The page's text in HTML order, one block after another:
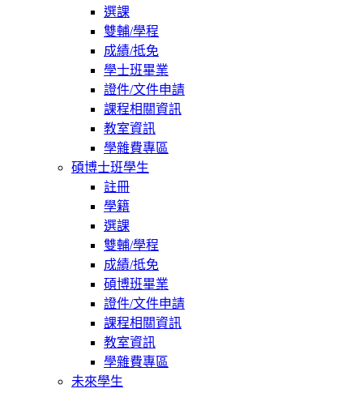
選課
雙輔/學程
成績/抵免
學士班畢業
證件/文件申請
課程相關資訊
教室資訊
學雜費專區
碩博士班學生
註冊
學籍
選課
雙輔/學程
成績/抵免
碩博班畢業
證件/文件申請
課程相關資訊
教室資訊
學雜費專區
未來學生